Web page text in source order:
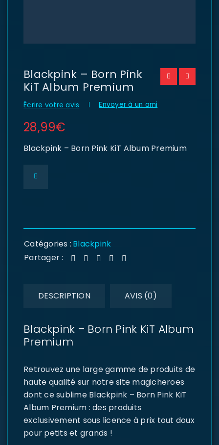
Blackpink – Born Pink
KiT Album Premium
Écrire votre avis Envoyer à un ami
28,99€
Blackpink – Born Pink KiT Album Premium
Catégories : Blackpink
Partager :
DESCRIPTION AVIS (0)
Blackpink – Born Pink KiT Album
Premium
Retrouvez une large gamme de produits de
haute qualité sur notre site magicheroes
dont ce sublime Blackpink – Born Pink KiT
Album Premium : des produits
exclusivement sous licence à prix tout doux
pour petits et grands !